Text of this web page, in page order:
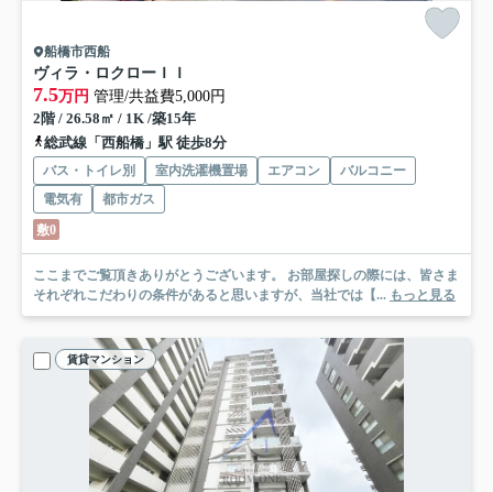
船橋市西船
ヴィラ・ロクローＩＩ
7.5万円 管理/共益費5,000円
2階 / 26.58㎡ / 1K /築15年
総武線「西船橋」駅 徒歩8分
バス・トイレ別 室内洗濯機置場 エアコン
バルコニー
電気有
都市ガス
敷0
ここまでご覧頂きありがとうございます。 お部屋探しの際には、皆さま
それぞれこだわりの条件があると思いますが、当社では【... もっと見る
賃貸マンション